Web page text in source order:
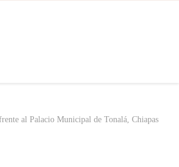
al Palacio Municipal de Tonalá, Chiapas